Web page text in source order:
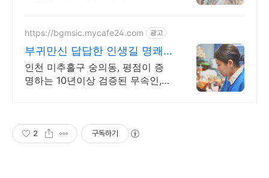
https://bgmsic.mycafe24.com 광고
부귀만신 답답한 인생길 명쾌
한 신점
인천 미추홀구 숭의동, 평점이 증
명하는 10년이상 검증된 무속인,
2 구독하기